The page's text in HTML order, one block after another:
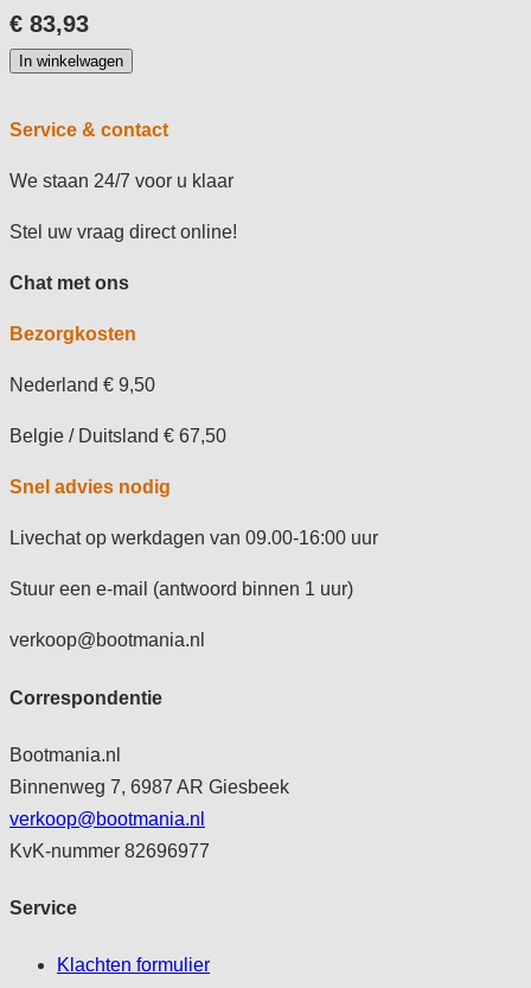
€ 83,93
In winkelwagen
Service & contact
We staan 24/7 voor u klaar
Stel uw vraag direct online!
Chat met ons
Bezorgkosten
Nederland € 9,50
Belgie / Duitsland € 67,50
Snel advies nodig
Livechat op werkdagen van 09.00-16:00 uur
Stuur een e-mail (antwoord binnen 1 uur)
verkoop@bootmania.nl
Correspondentie
Bootmania.nl
Binnenweg 7, 6987 AR Giesbeek
verkoop@bootmania.nl
KvK-nummer 82696977
Service
Klachten formulier